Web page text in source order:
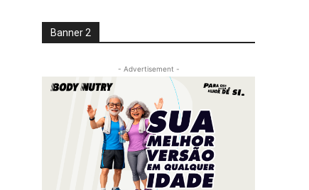
Banner 2
- Advertisement -